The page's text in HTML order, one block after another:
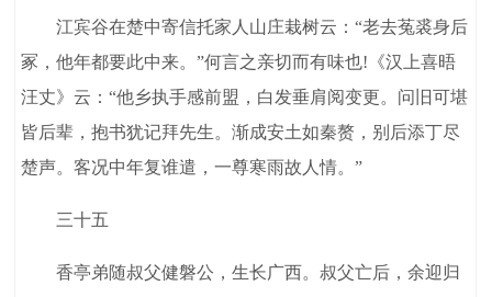
江宾谷在楚中寄信托家人山庄栽树云：“老去菟裘身后
冢，他年都要此中来。”何言之亲切而有味也!《汉上喜晤
汪丈》云：“他乡执手感前盟，白发垂肩阅变更。问旧可堪
皆后辈，抱书犹记拜先生。渐成安土如秦赘，别后添丁尽
楚声。客况中年复谁遣，一尊寒雨故人情。”
三十五
香亭弟随叔父健磐公，生长广西。叔父亡后，余迎归